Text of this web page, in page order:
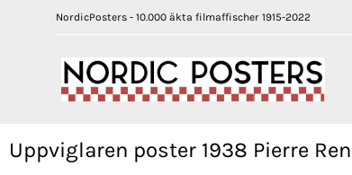
NordicPosters - 10.000 äkta filmaffischer 1915-2022
Uppviglaren poster 1938 Pierre